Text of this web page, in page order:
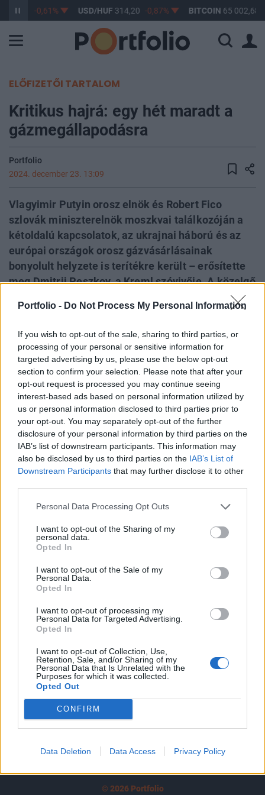
Portfolio - Do Not Process My Personal Information
If you wish to opt-out of the sale, sharing to third parties, or
processing of your personal or sensitive information for
targeted advertising by us, please use the below opt-out
section to confirm your selection. Please note that after your
opt-out request is processed you may continue seeing
interest-based ads based on personal information utilized by
us or personal information disclosed to third parties prior to
your opt-out. You may separately opt-out of the further
disclosure of your personal information by third parties on the
IAB’s list of downstream participants. This information may
also be disclosed by us to third parties on the IAB’s List of
Downstream Participants that may further disclose it to other
Personal Data Processing Opt Outs
I want to opt-out of the Sharing of my
personal data.
Opted In
I want to opt-out of the Sale of my
Personal Data.
Opted In
I want to opt-out of processing my
Personal Data for Targeted Advertising.
Opted In
I want to opt-out of Collection, Use,
Retention, Sale, and/or Sharing of my
Personal Data that Is Unrelated with the
Purposes for which it was collected.
Opted Out
CONFIRM
Data Deletion Data Access Privacy Policy
363,17 -0,61% USD/HUF 314,20 -0,87% BITCOIN 65 002,68
ELŐFIZETŐI TARTALOM
Kritikus hajrá: egy hét maradt a
gázmegállapodásra
Portfolio
2024. december 23. 13:09
Vlagyimir Putyin orosz elnök és Robert Fico
szlovák miniszterelnök moszkvai találkozóján a
kétoldalú kapcsolatok, az ukrajnai háború és az
európai országok orosz gázvásárlásainak
bonyolult helyzete is terítékre került – erősítette
meg Dmitrij Peszkov, a Kreml szóvivője. A közelgő
határidő miatt mind az érintett országok, mind az
Európai Unió intenzív tárgyalásokat folytatnak,
megállapodásra - írta meg a Reuters.
Sustainable World 2026Szeptember 8-án jön az év egyik
legjelentősebb üzleti fenntarthatósági találkozója, a
Portfolio Sustainable World 2026. A szektorsemleges
konferencia a zöld gazdasággal kapcsolatos
aktualitásokkal, a legégetőbb beavatkozási gyakorlatokkal
foglalkozik, de emellett helyszíne a Green Awards
díjátadónak is. Részletek a linken.Információ és
jelentkezésBár úgy...
KEDVES OLVASÓNK!
A keresett cikk a portfolio.hu hírarchívumához
tartozik, melynek olvasása előfizetéses
Az előfizetés a következőket tartalmazza:
Portfolio.hu teljes cikkarchívum
Kötéslisták: BÉT elmúlt 2 év napon belüli
kötéslistái
Előfizetés
MÁR ELŐFIZETŐNK VAGY?BEJELENTKEZÉS
© 2026 Portfolio